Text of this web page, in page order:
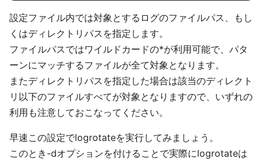
設定ファイル内では対象とするログのファイルパス、もし
くはディレクトリパスを指定します。
ファイルパスではワイルドカードの*が利用可能で、パタ
ーンにマッチするファイルが全て対象となります。
またディレクトリパスを指定した場合は該当のディレクト
リ以下のファイルすべてが対象となりますので、いずれの
利用も注意しておこなってください。
早速この設定でlogrotateを実行してみましょう。
このとき-dオプションを付けることで実際にlogrotateは